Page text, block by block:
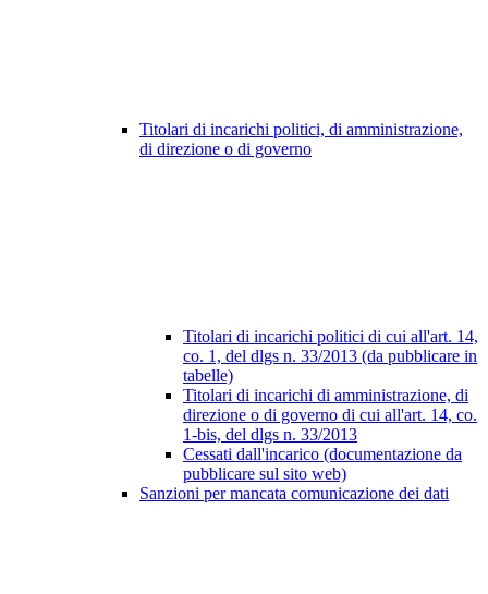
Titolari di incarichi politici, di amministrazione,
di direzione o di governo
Titolari di incarichi politici di cui all'art. 14,
co. 1, del dlgs n. 33/2013 (da pubblicare in
tabelle)
Titolari di incarichi di amministrazione, di
direzione o di governo di cui all'art. 14, co.
1-bis, del dlgs n. 33/2013
Cessati dall'incarico (documentazione da
pubblicare sul sito web)
Sanzioni per mancata comunicazione dei dati